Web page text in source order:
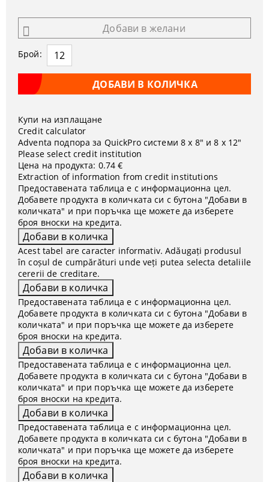
Добави в желани
Брой:
Купи на изплащане
Credit calculator
Adventa подпора за QuickPro системи 8 x 8" и 8 х 12"
Please select credit institution
Цена на продукта: 0.74 €
Extraction of information from credit institutions
Предоставената таблица е с информационна цел.
Добавете продукта в количката си с бутона "Добави в
количката" и при поръчка ще можете да изберете
броя вноски на кредита.
Acest tabel are caracter informativ. Adăugați produsul
în coșul de cumpărături unde veți putea selecta detaliile
cererii de creditare.
Предоставената таблица е с информационна цел.
Добавете продукта в количката си с бутона "Добави в
количката" и при поръчка ще можете да изберете
броя вноски на кредита.
Предоставената таблица е с информационна цел.
Добавете продукта в количката си с бутона "Добави в
количката" и при поръчка ще можете да изберете
броя вноски на кредита.
Предоставената таблица е с информационна цел.
Добавете продукта в количката си с бутона "Добави в
количката" и при поръчка ще можете да изберете
броя вноски на кредита.